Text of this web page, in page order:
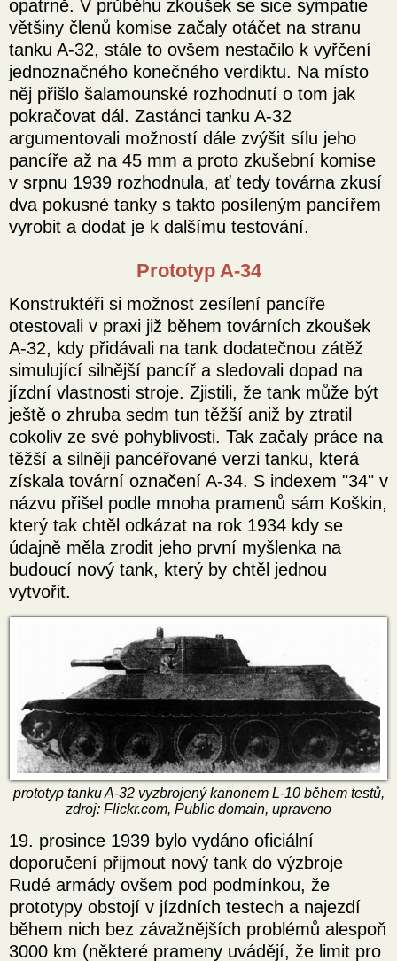
opatrně. V průběhu zkoušek se sice sympatie
většiny členů komise začaly otáčet na stranu
tanku A-32, stále to ovšem nestačilo k vyřčení
jednoznačného konečného verdiktu. Na místo
něj přišlo šalamounské rozhodnutí o tom jak
pokračovat dál. Zastánci tanku A-32
argumentovali možností dále zvýšit sílu jeho
pancíře až na 45 mm a proto zkušební komise
v srpnu 1939 rozhodnula, ať tedy továrna zkusí
dva pokusné tanky s takto posíleným pancířem
vyrobit a dodat je k dalšímu testování.
Prototyp A-34
Konstruktéři si možnost zesílení pancíře
otestovali v praxi již během továrních zkoušek
A-32, kdy přidávali na tank dodatečnou zátěž
simulující silnější pancíř a sledovali dopad na
jízdní vlastnosti stroje. Zjistili, že tank může být
ještě o zhruba sedm tun těžší aniž by ztratil
cokoliv ze své pohyblivosti. Tak začaly práce na
těžší a silněji pancéřované verzi tanku, která
získala tovární označení A-34. S indexem "34" v
názvu přišel podle mnoha pramenů sám Koškin,
který tak chtěl odkázat na rok 1934 kdy se
údajně měla zrodit jeho první myšlenka na
budoucí nový tank, který by chtěl jednou
vytvořit.
prototyp tanku A-32 vyzbrojený kanonem L-10 během testů,
zdroj: Flickr.com, Public domain, upraveno
19. prosince 1939 bylo vydáno oficiální
doporučení přijmout nový tank do výzbroje
Rudé armády ovšem pod podmínkou, že
prototypy obstojí v jízdních testech a najezdí
během nich bez závažnějších problémů alespoň
3000 km (některé prameny uvádějí, že limit pro